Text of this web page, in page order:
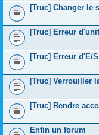
[Truc] Changer le
[Truc] Erreur
[Truc] Erreur d'E/
[Truc] Verrouiller
[Truc] Rendre
Enfin un forum